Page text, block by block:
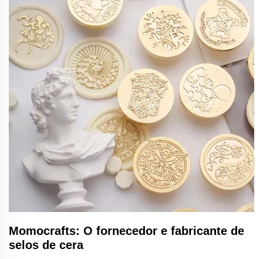
Momocrafts: O fornecedor e fabricante de
selos de cera